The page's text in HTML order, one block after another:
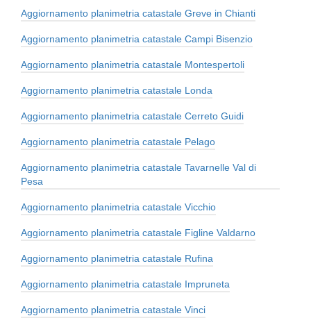
Aggiornamento planimetria catastale Greve in Chianti
Aggiornamento planimetria catastale Campi Bisenzio
Aggiornamento planimetria catastale Montespertoli
Aggiornamento planimetria catastale Londa
Aggiornamento planimetria catastale Cerreto Guidi
Aggiornamento planimetria catastale Pelago
Aggiornamento planimetria catastale Tavarnelle Val di
Pesa
Aggiornamento planimetria catastale Vicchio
Aggiornamento planimetria catastale Figline Valdarno
Aggiornamento planimetria catastale Rufina
Aggiornamento planimetria catastale Impruneta
Aggiornamento planimetria catastale Vinci